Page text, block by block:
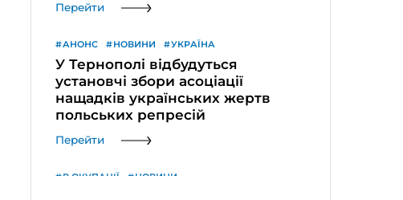
Перейти
АНОНС НОВИНИ УКРАЇНА
У Тернополі відбудуться
установчі збори асоціації
нащадків українських жертв
польських репресій
Перейти
В ОКУПАЦІЇ НОВИНИ